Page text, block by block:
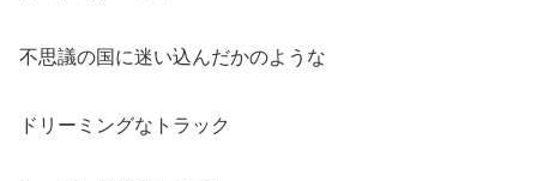
不思議の国に迷い込んだかのような
ドリーミングなトラック